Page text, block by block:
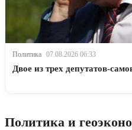
Политика 07.08.2026 06:33
Двое из трех депутатов-
Политика и